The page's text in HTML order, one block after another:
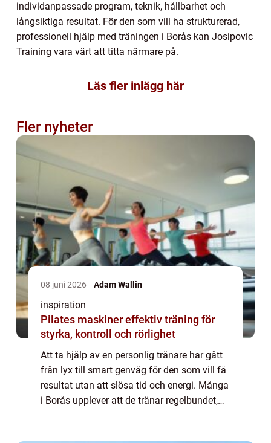
individanpassade program, teknik, hållbarhet och
långsiktiga resultat. För den som vill ha strukturerad,
professionell hjälp med träningen i Borås kan Josipovic
Training vara värt att titta närmare på.
Läs fler inlägg här
Fler nyheter
08 juni 2026 Adam Wallin
inspiration
Pilates maskiner effektiv träning för
styrka, kontroll och rörlighet
Att ta hjälp av en personlig tränare har gått
från lyx till smart genväg för den som vill få
resultat utan att slösa tid och energi. Många
i Borås upplever att de tränar regelbundet,